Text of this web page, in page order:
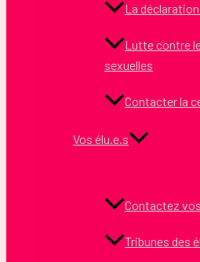
La
Lutte contre
sexuelles
Contacter la
Vos élu.e.s
Contactez vos
Tribunes des